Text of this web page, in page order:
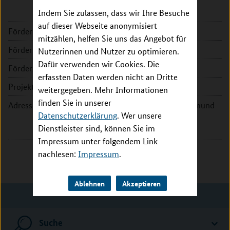
Indem Sie zulassen, dass wir Ihre Besuche
auf dieser Webseite anonymisiert
mitzählen, helfen Sie uns das Angebot für
Nutzerinnen und Nutzer zu optimieren.
Dafür verwenden wir Cookies. Die
erfassten Daten werden nicht an Dritte
weitergegeben. Mehr Informationen
finden Sie in unserer
Datenschutzerklärung. Wer unsere
Dienstleister sind, können Sie im
Impressum unter folgendem Link
nachlesen: Impressum.
Ablehnen Akzeptieren
Förderkennzeichen:
16GW0263
Fördersumme:
195.478 EUR
Förderzeitraum:
2020 - 2023
Projektleitung:
Prof. Dr. Daniel Rauh
Adresse:
Technische Universität Dortmund
Otto-Hahn-Str. 4a
44227 Dortmund
Suche